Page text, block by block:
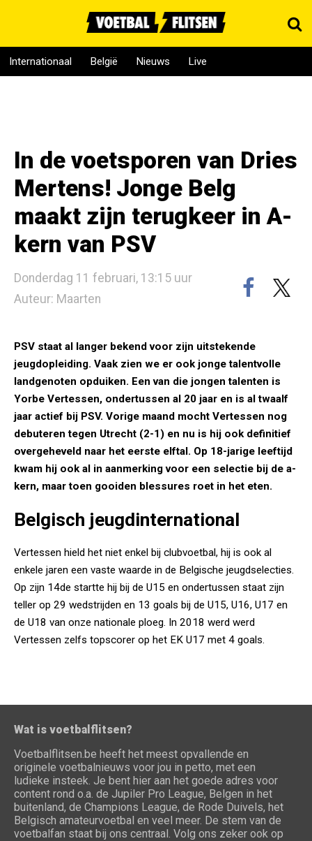
Internationaal België Nieuws Live
In de voetsporen van Dries
Mertens! Jonge Belg
maakt zijn terugkeer in A-
kern van PSV
Donderdag 11 februari, 13:15 uur
Auteur: Maarten
PSV staat al langer bekend voor zijn uitstekende
jeugdopleiding. Vaak zien we er ook jonge talentvolle
landgenoten opduiken. Een van die jongen talenten is
Yorbe Vertessen, ondertussen al 20 jaar en is al twaalf
jaar actief bij PSV. Vorige maand mocht Vertessen nog
debuteren tegen Utrecht (2-1) en nu is hij ook definitief
overgeheveld naar het eerste elftal. Op 18-jarige leeftijd
kwam hij ook al in aanmerking voor een selectie bij de a-
kern, maar toen gooiden blessures roet in het eten.
Belgisch jeugdinternational
Vertessen hield het niet enkel bij clubvoetbal, hij is ook al
enkele jaren een vaste waarde in de Belgische jeugdselecties.
Op zijn 14de startte hij bij de U15 en ondertussen staat zijn
teller op 29 wedstrijden en 13 goals bij de U15, U16, U17 en
de U18 van onze nationale ploeg. In 2018 werd werd
Vertessen zelfs topscorer op het EK U17 met 4 goals.
Wat is voetbalflitsen?
Voetbalflitsen.be heeft het meest opvallende en
originele voetbalnieuws voor jou in petto, met een
ludieke insteek. Je bent hier aan het goede adres voor
content rond o.a. de Jupiler Pro League, Belgen in het
buitenland, de Champions League, de Rode Duivels, het
Belgisch amateurvoetbal en veel meer. De stem van de
voetbalfan staat bij ons centraal. Volg ons zeker ook op